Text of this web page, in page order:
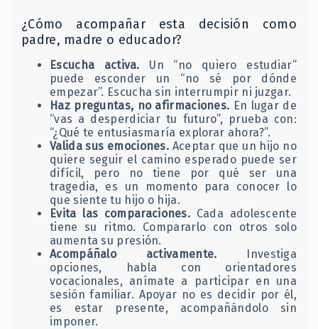
¿Cómo acompañar esta decisión como
padre, madre o educador?
Escucha activa. Un “no quiero estudiar”
puede esconder un “no sé por dónde
empezar”. Escucha sin interrumpir ni juzgar.
Haz preguntas, no afirmaciones. En lugar de
“vas a desperdiciar tu futuro”, prueba con:
“¿Qué te entusiasmaría explorar ahora?”.
Valida sus emociones. Aceptar que un hijo no
quiere seguir el camino esperado puede ser
difícil, pero no tiene por qué ser una
tragedia, es un momento para conocer lo
que siente tu hijo o hija.
Evita las comparaciones. Cada adolescente
tiene su ritmo. Compararlo con otros solo
aumenta su presión.
Acompáñalo activamente. Investiga
opciones, habla con orientadores
vocacionales, anímate a participar en una
sesión familiar. Apoyar no es decidir por él,
es estar presente, acompañándolo sin
imponer.